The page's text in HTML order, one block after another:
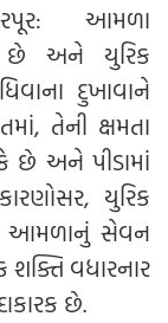
આમળા
છે અને યુરિક
દુખાવાને
તેની ક્ષમતા
છે અને પીડામાં
યુરિક
આમળાનું સેવન
શક્તિ વધારનાર
છે.